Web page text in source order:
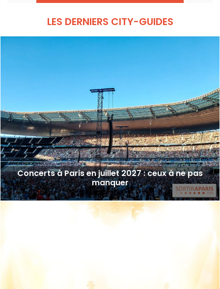
LES DERNIERS CITY-GUIDES
Concerts à Paris en juillet 2027 : ceux à ne pas
manquer